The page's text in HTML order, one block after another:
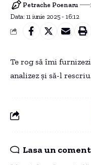
Data: 11 iunie 2025 - 16:12
Petrache Poenaru
Te rog să îmi
analizez și să-l rescriu.
Lasa un